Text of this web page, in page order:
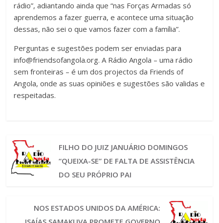
rádio”, adiantando ainda que “nas Forças Armadas só
aprendemos a fazer guerra, e acontece uma situação
dessas, não sei o que vamos fazer com a família”.
Perguntas e sugestões podem ser enviadas para
info@friendsofangola.org. A Rádio Angola – uma rádio
sem fronteiras – é um dos projectos da Friends of
Angola, onde as suas opiniões e sugestões são validas e
respeitadas.
FILHO DO JUIZ JANUÁRIO DOMINGOS
“QUEIXA-SE” DE FALTA DE ASSISTÊNCIA
DO SEU PRÓPRIO PAI
NOS ESTADOS UNIDOS DA AMÉRICA: